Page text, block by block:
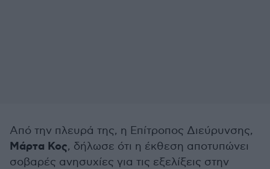
Από την πλευρά της, η Επίτροπος Διεύρυνσης,
Μάρτα Κος, δήλωσε ότι η έκθεση αποτυπώνει
σοβαρές ανησυχίες για τις εξελίξεις στην